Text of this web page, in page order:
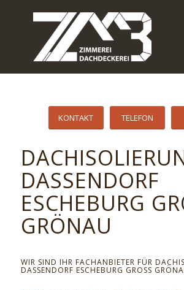
KONTAKT TELEFON
DASSENDORF
ESCHEBURG
RÖNAU
WIR SIND IHR FACHANBIETER FÜR
DASSENDORF ESCHEBURG GROSS GRÖNAU